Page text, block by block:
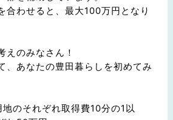
合わせると、最大100万円となり
えのみなさん！
、あなたの豊田暮らしを初めてみ
地のそれぞれ取得費10分の1以